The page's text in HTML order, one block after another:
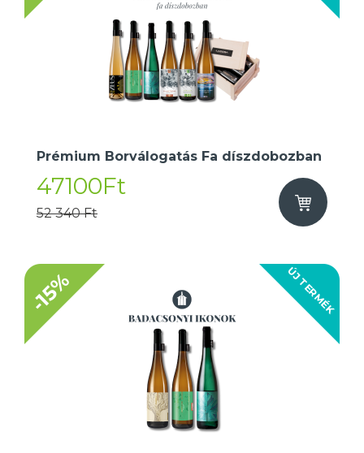
Prémium Borválogatás Fa díszdobozban
47100Ft
52 340 Ft
ÚJ TERMÉK
-15%